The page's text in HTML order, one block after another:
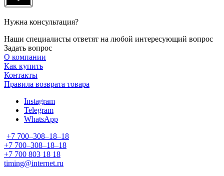
Нужна консультация?
Наши специалисты ответят на любой интересующий вопрос
Задать вопрос
О компании
Как купить
Контакты
Правила возврата товара
Instagram
Telegram
WhatsApp
+7 700‒308‒18‒18
+7 700‒308‒18‒18
+7 700 803 18 18
timing@internet.ru